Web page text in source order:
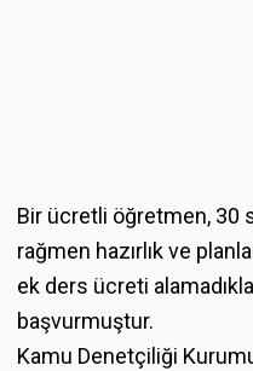
Bir ücretli öğretmen, 30
rağmen hazırlık ve
ek ders ücreti
başvurmuştur.
Kamu Denetçiliği